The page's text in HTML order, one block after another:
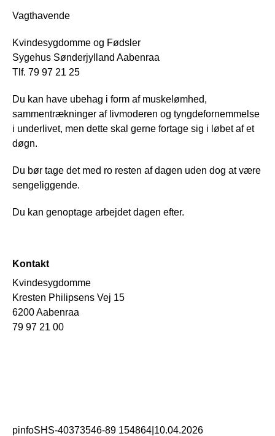
Vagthavende
Kvindesygdomme og Fødsler
Sygehus Sønderjylland Aabenraa
Tlf. 79 97 21 25
Du kan have ubehag i form af muskelømhed,
sammentrækninger af livmoderen og tyngdefornemmelse
i underlivet, men dette skal gerne fortage sig i løbet af et
døgn.
Du bør tage det med ro resten af dagen uden dog at være
sengeliggende.
Du kan genoptage arbejdet dagen efter.
Kontakt
Kvindesygdomme
Kresten Philipsens Vej 15
6200 Aabenraa
79 97 21 00
pinfoSHS-40373546-89 154864 10.04.2026